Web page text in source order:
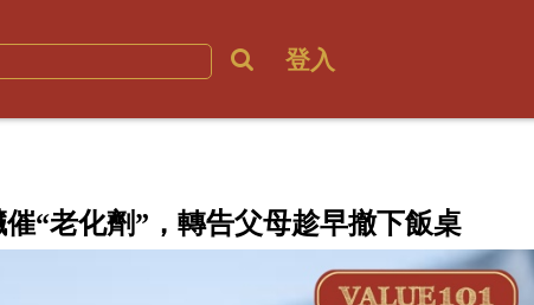
登入
“老化劑”，轉告父母趁早撤下飯桌